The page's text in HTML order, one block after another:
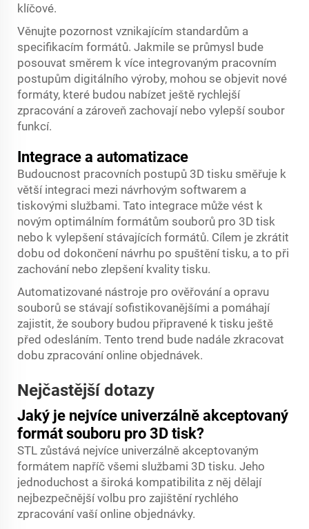
klíčové.
Věnujte pozornost vznikajícím standardům a
specifikacím formátů. Jakmile se průmysl bude
posouvat směrem k více integrovaným pracovním
postupům digitálního výroby, mohou se objevit nové
formáty, které budou nabízet ještě rychlejší
zpracování a zároveň zachovají nebo vylepší soubor
funkcí.
Integrace a automatizace
Budoucnost pracovních postupů 3D tisku směřuje k
větší integraci mezi návrhovým softwarem a
tiskovými službami. Tato integrace může vést k
novým optimálním formátům souborů pro 3D tisk
nebo k vylepšení stávajících formátů. Cílem je zkrátit
dobu od dokončení návrhu po spuštění tisku, a to při
zachování nebo zlepšení kvality tisku.
Automatizované nástroje pro ověřování a opravu
souborů se stávají sofistikovanějšími a pomáhají
zajistit, že soubory budou připravené k tisku ještě
před odesláním. Tento trend bude nadále zkracovat
dobu zpracování online objednávek.
Nejčastější dotazy
Jaký je nejvíce univerzálně akceptovaný
formát souboru pro 3D tisk?
STL zůstává nejvíce univerzálně akceptovaným
formátem napříč všemi službami 3D tisku. Jeho
jednoduchost a široká kompatibilita z něj dělají
nejbezpečnější volbu pro zajištění rychlého
zpracování vaší online objednávky.